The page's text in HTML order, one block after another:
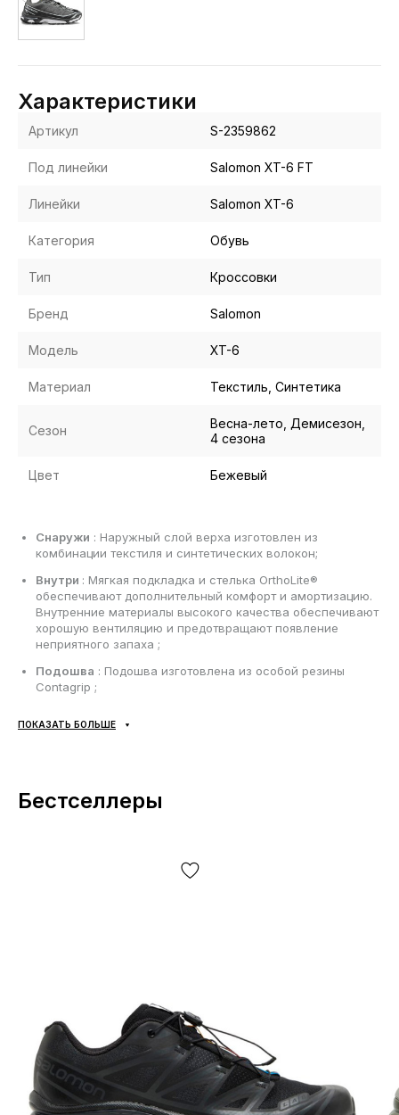
Характеристики
Артикул S-2359862
Под линейки Salomon XT-6 FT
Линейки Salomon XT-6
Категория Обувь
Тип Кроссовки
Бренд Salomon
Модель XT-6
Материал Текстиль, Синтетика
Сезон
Весна-лето, Демисезон,
4 сезона
Цвет Бежевый
Снаружи : Наружный слой верха изготовлен из
комбинации текстиля и синтетических волокон;
Внутри : Мягкая подкладка и стелька OrthoLite®
обеспечивают дополнительный комфорт и амортизацию.
Внутренние материалы высокого качества обеспечивают
хорошую вентиляцию и предотвращают появление
неприятного запаха ;
Подошва : Подошва изготовлена из особой резины
Contagrip ;
Все товары доставляются исключительно с помощью
компании «НОВАЯ ПОЧТА», никаких других вариантов
использование денежного перевода оплачивается
*В зависимости от настроек и качества работы Вашего
гаджета цвет товара, указанного на фото, может несколько
отличаться от реального!
*Определенные незначительные детали товара и его
ПОКАЗАТЬ БОЛЬШЕ
Бестселлеры